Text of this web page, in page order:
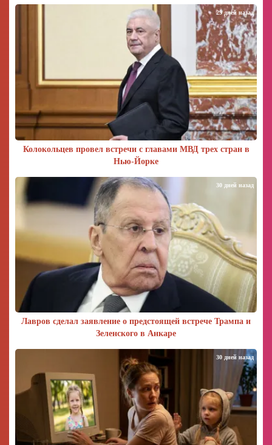
Колокольцев провел встречи с главами МВД трех стран в
Нью-Йорке
29 дней назад
Лавров сделал заявление о предстоящей встрече Трампа и
Зеленского в Анкаре
30 дней назад
30 дней назад